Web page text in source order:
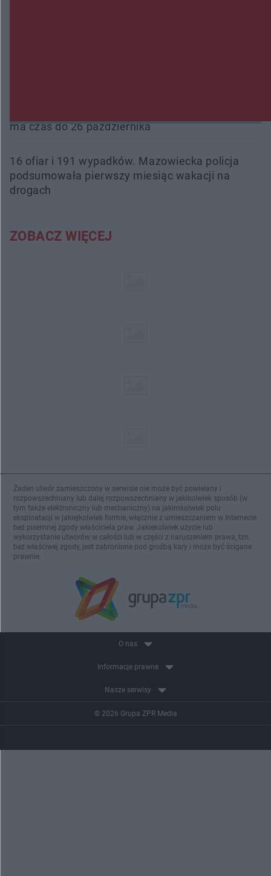
ma czas do 26 października
16 ofiar i 191 wypadków. Mazowiecka policja
podsumowała pierwszy miesiąc wakacji na
drogach
ZOBACZ WIĘCEJ
Żaden utwór zamieszczony w serwisie nie może być powielany i
rozpowszechniany lub dalej rozpowszechniany w jakikolwiek sposób (w
tym także elektroniczny lub mechaniczny) na jakimkolwiek polu
eksploatacji w jakiejkolwiek formie, włącznie z umieszczaniem w Internecie
bez pisemnej zgody właściciela praw. Jakiekolwiek użycie lub
wykorzystanie utworów w całości lub w części z naruszeniem prawa, tzn.
bez właściwej zgody, jest zabronione pod groźbą kary i może być ścigane
prawnie.
O nas
Informacje prawne
Nasze serwisy
© 2026 Grupa ZPR Media